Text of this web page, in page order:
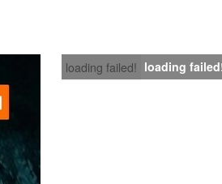
loading failed! loading